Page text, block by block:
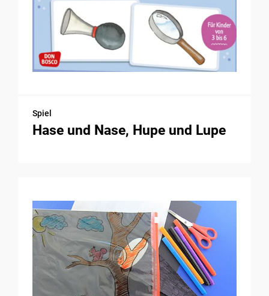
Spiel
Hase und Nase, Hupe und Lupe